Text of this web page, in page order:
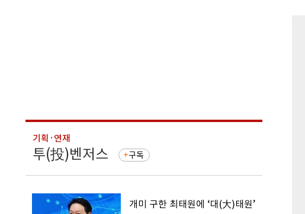
기획·연재
투(投)벤저스 구독
개미 구한 최태원에 ‘대(大)태원’